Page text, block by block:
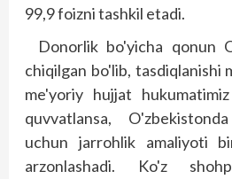
99,9 foizni tashkil etadi.
Donorlik bo'yicha qonun
chiqilgan bo'lib, tasdiqlanishi
me'yoriy hujjat
quvvatlansa,
uchun jarrohlik amaliyoti
arzonlashadi. Ko'z